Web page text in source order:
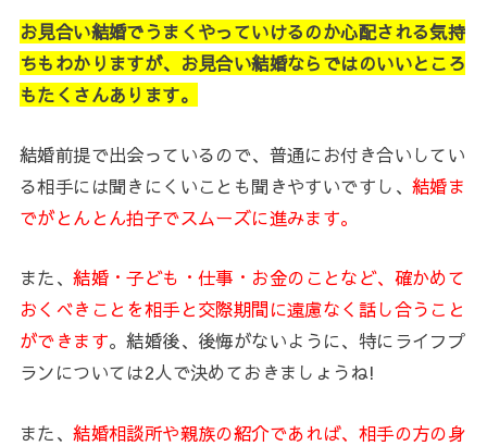
お見合い結婚でうまくやっていけるのか心配される気持
ちもわかりますが、お見合い結婚ならではのいいところ
もたくさんあります。
結婚前提で出会っているので、普通にお付き合いしてい
る相手には聞きにくいことも聞きやすいですし、 結婚ま
でがとんとん拍子でスムーズに進みます。
また、結婚・子ども・仕事・お金のことなど、確かめて
おくべきことを相手と交際期間に遠慮なく話し合うこと
ができます。結婚後、後悔がないように、特にライフプ
ランについては2人で決めておきましょうね!
また、結婚相談所や親族の紹介であれば、相手の方の身